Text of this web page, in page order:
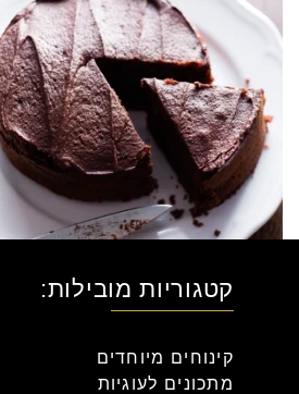
קטגוריות מובילות:
קינוחים מיוחדים
מתכונים לעוגיות